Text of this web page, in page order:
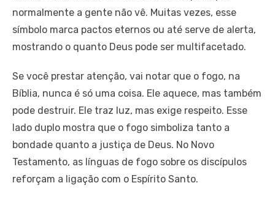
normalmente a gente não vê. Muitas vezes, esse
símbolo marca pactos eternos ou até serve de alerta,
mostrando o quanto Deus pode ser multifacetado.
Se você prestar atenção, vai notar que o fogo, na
Bíblia, nunca é só uma coisa. Ele aquece, mas também
pode destruir. Ele traz luz, mas exige respeito. Esse
lado duplo mostra que o fogo simboliza tanto a
bondade quanto a justiça de Deus. No Novo
Testamento, as línguas de fogo sobre os discípulos
reforçam a ligação com o Espírito Santo.